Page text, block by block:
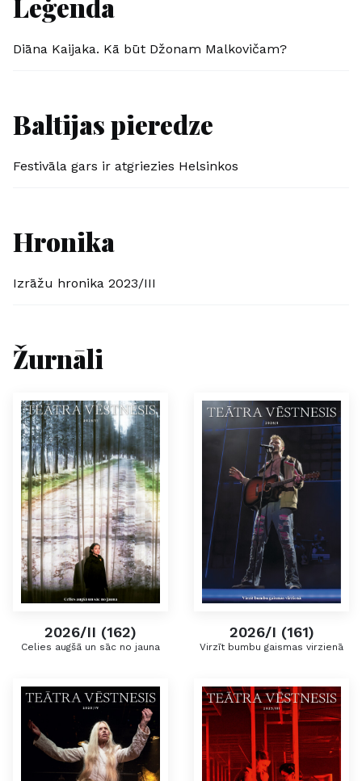
Diāna Kaijaka. Kā būt Džonam Malkovičam?
Baltijas pieredze
Festivāla gars ir atgriezies Helsinkos
Hronika
Izrāžu hronika 2023/III
Žurnāli
2026/II (162)
Celies augšā un sāc no jauna
2026/I (161)
Virzīt bumbu gaismas virzienā